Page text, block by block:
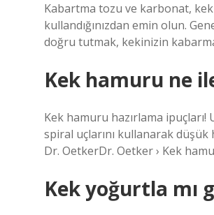
Kabartma tozu ve karbonat,
kullandığınızdan emin olun.
doğru tutmak, kekinizin
Kek hamuru ne
Kek hamuru hazırlama
spiral uçlarını kullanarak düşük
Dr. OetkerDr. Oetker › Kek
Kek yoğurtla mı